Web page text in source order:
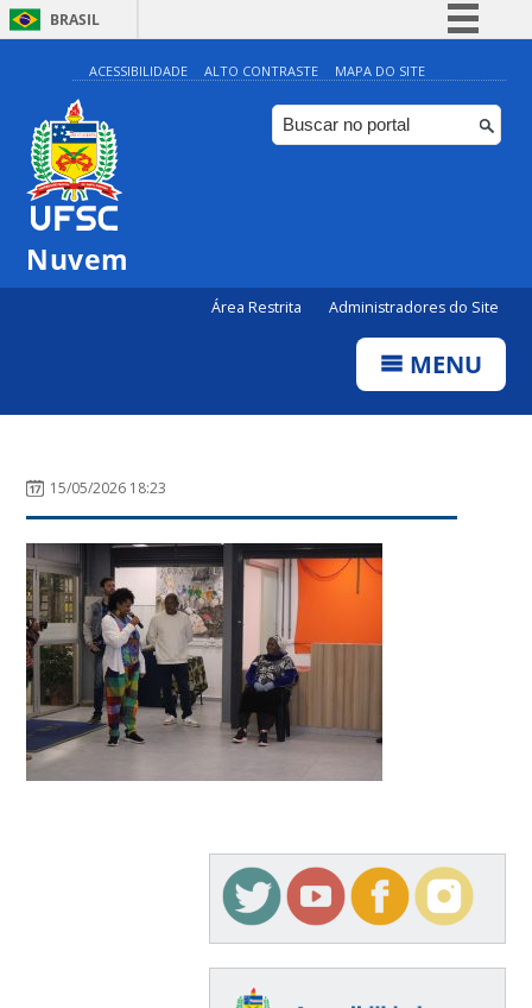
BRASIL
Simplifique!
Comunica BR
Participe
ACESSIBILIDADE ALTO CONTRASTE MAPA DO SITE
Nuvem
Área Restrita Administradores do Site
MENU
15/05/2026 18:23